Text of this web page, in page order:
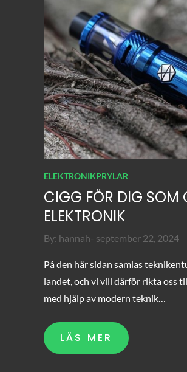
ELEKTRONIKPRYLAR
CIGG FÖR DIG SOM
ELEKTRONIK
By: hannah Posted
september 22, 2024
På den här sidan samlas
landet, och vi vill därför rikta oss
med hjälp av modern teknik…
LÄS MER